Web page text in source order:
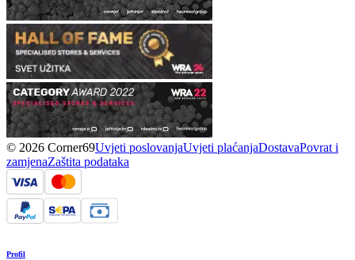
© 2026 Corner69Uvjeti poslovanjaUvjeti plaćanjaDostavaPovrat i
zamjenaZaštita podataka
Profil